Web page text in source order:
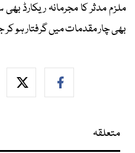
ملزم مدثر کا مجرمانہ ریکارڈ
بھی چار مقدمات میں گرفتار ہو
متعلقہ